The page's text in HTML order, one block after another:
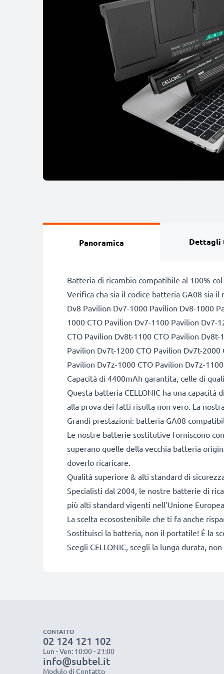
Panoramica Dettagli
Batteria di ricambio compatibile al 100%
Verifica cha sia il codice batteria GA08 sia
Dv8 Pavilion Dv7-1000 Pavilion Dv8-1000
1000 CTO Pavilion Dv7-1100 Pavilion Dv7-
CTO Pavilion Dv8t-1100 CTO Pavilion
Pavilion Dv7t-1200 CTO Pavilion Dv7t-
Pavilion Dv7z-1000 CTO Pavilion Dv7z-
Capacità di 4400mAh garantita, celle di
Questa batteria CELLONIC ha una
alla prova dei fatti risulta non vero. La
Grandi prestazioni: batteria GA08
Le nostre batterie sostitutive forniscono
superano quelle della vecchia batteria
doverlo ricaricare.
Qualità superiore & alti standard di
Specialisti dal 2004, le nostre batterie di
più alti standard vigenti nell’Unione
La scelta ecosostenibile che ti fa anche
Sostituisci la batteria, non il portatile! È la
Scegli CELLONIC, scegli la lunga durata,
CONTATTO
02 124 121 102
Lun - Ven: 10:00 - 21:00
info@subtel.it
Modulo di Contatto